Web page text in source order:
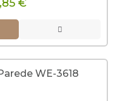
€